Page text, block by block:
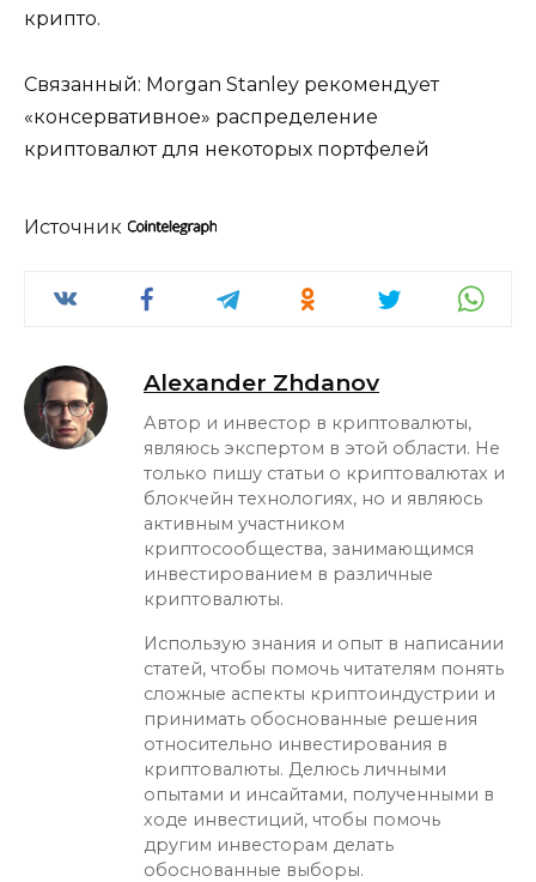
крипто.
Связанный: Morgan Stanley рекомендует
«консервативное» распределение
криптовалют для некоторых портфелей
Источник
Alexander Zhdanov
Автор и инвестор в криптовалюты,
являюсь экспертом в этой области. Не
только пишу статьи о криптовалютах и
блокчейн технологиях, но и являюсь
активным участником
криптосообщества, занимающимся
инвестированием в различные
криптовалюты.
Использую знания и опыт в написании
статей, чтобы помочь читателям понять
сложные аспекты криптоиндустрии и
принимать обоснованные решения
относительно инвестирования в
криптовалюты. Делюсь личными
опытами и инсайтами, полученными в
ходе инвестиций, чтобы помочь
другим инвесторам делать
обоснованные выборы.